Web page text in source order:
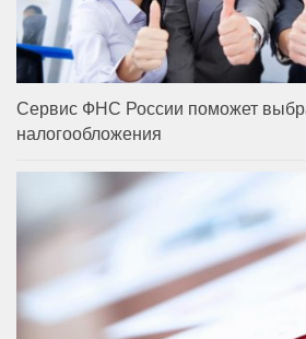
Сервис ФНС России поможет
налогообложения